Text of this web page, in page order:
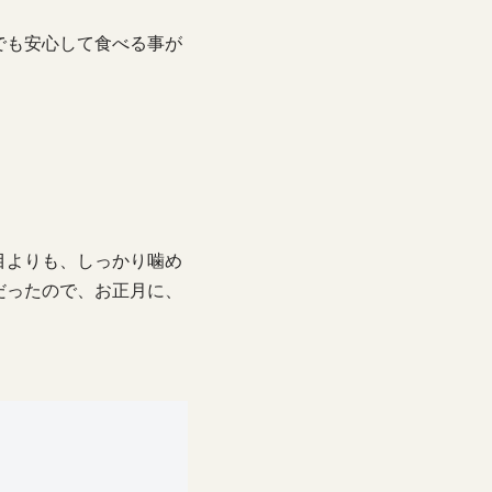
安心して食べる事が
りも、しっかり噛め
たので、お正月に、